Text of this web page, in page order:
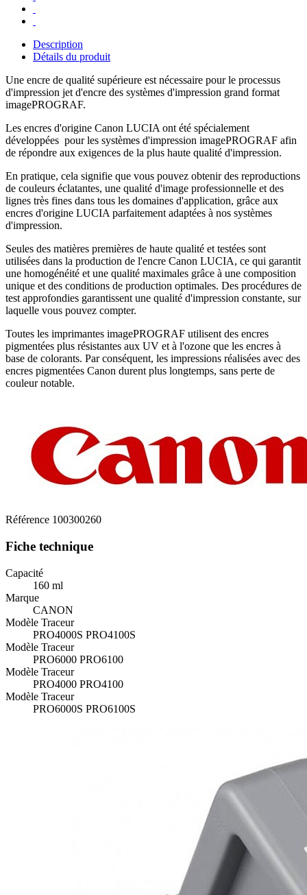
Description
Détails du produit
Une encre de qualité supérieure est nécessaire pour le processus
d'impression jet d'encre des systèmes d'impression grand format
imagePROGRAF.
Les encres d'origine Canon LUCIA ont été spécialement
développées pour les systèmes d'impression imagePROGRAF afin
de répondre aux exigences de la plus haute qualité d'impression.
En pratique, cela signifie que vous pouvez obtenir des reproductions
de couleurs éclatantes, une qualité d'image professionnelle et des
lignes très fines dans tous les domaines d'application, grâce aux
encres d'origine LUCIA parfaitement adaptées à nos systèmes
d'impression.
Seules des matières premières de haute qualité et testées sont
utilisées dans la production de l'encre Canon LUCIA, ce qui garantit
une homogénéité et une qualité maximales grâce à une composition
unique et des conditions de production optimales. Des procédures de
test approfondies garantissent une qualité d'impression constante, sur
laquelle vous pouvez compter.
Toutes les imprimantes imagePROGRAF utilisent des encres
pigmentées plus résistantes aux UV et à l'ozone que les encres à
base de colorants. Par conséquent, les impressions réalisées avec des
encres pigmentées Canon durent plus longtemps, sans perte de
couleur notable.
Référence 100300260
Fiche technique
Capacité
160 ml
Marque
CANON
Modèle Traceur
PRO4000S PRO4100S
Modèle Traceur
PRO6000 PRO6100
Modèle Traceur
PRO4000 PRO4100
Modèle Traceur
PRO6000S PRO6100S